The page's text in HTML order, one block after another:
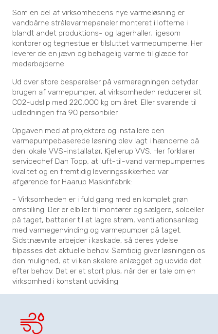
Som en del af virksomhedens nye varmeløsning er
vandbårne strålevarmepaneler monteret i lofterne i
blandt andet produktions- og lagerhaller, ligesom
kontorer og tegnestue er tilsluttet varmepumperne. Her
leverer de en jævn og behagelig varme til glæde for
medarbejderne.
Ud over store besparelser på varmeregningen betyder
brugen af varmepumper, at virksomheden reducerer sit
CO2-udslip med 220.000 kg om året. Eller svarende til
udledningen fra 90 personbiler.
Opgaven med at projektere og installere den
varmepumpebaserede løsning blev lagt i hænderne på
den lokale VVS-installatør, Kjellerup VVS. Her forklarer
servicechef Dan Topp, at luft-til-vand varmepumpernes
kvalitet og en fremtidig leveringssikkerhed var
afgørende for Haarup Maskinfabrik:
- Virksomheden er i fuld gang med en komplet grøn
omstilling. Der er elbiler til montører og sælgere, solceller
på taget, batterier til at lagre strøm, ventilationsanlæg
med varmegenvinding og varmepumper på taget.
Sidstnævnte arbejder i kaskade, så deres ydelse
tilpasses det aktuelle behov. Samtidig giver løsningen os
den mulighed, at vi kan skalere anlægget og udvide det
efter behov. Det er et stort plus, når der er tale om en
virksomhed i konstant udvikling